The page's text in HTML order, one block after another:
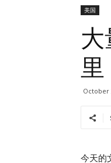
美国
里
October
今天的